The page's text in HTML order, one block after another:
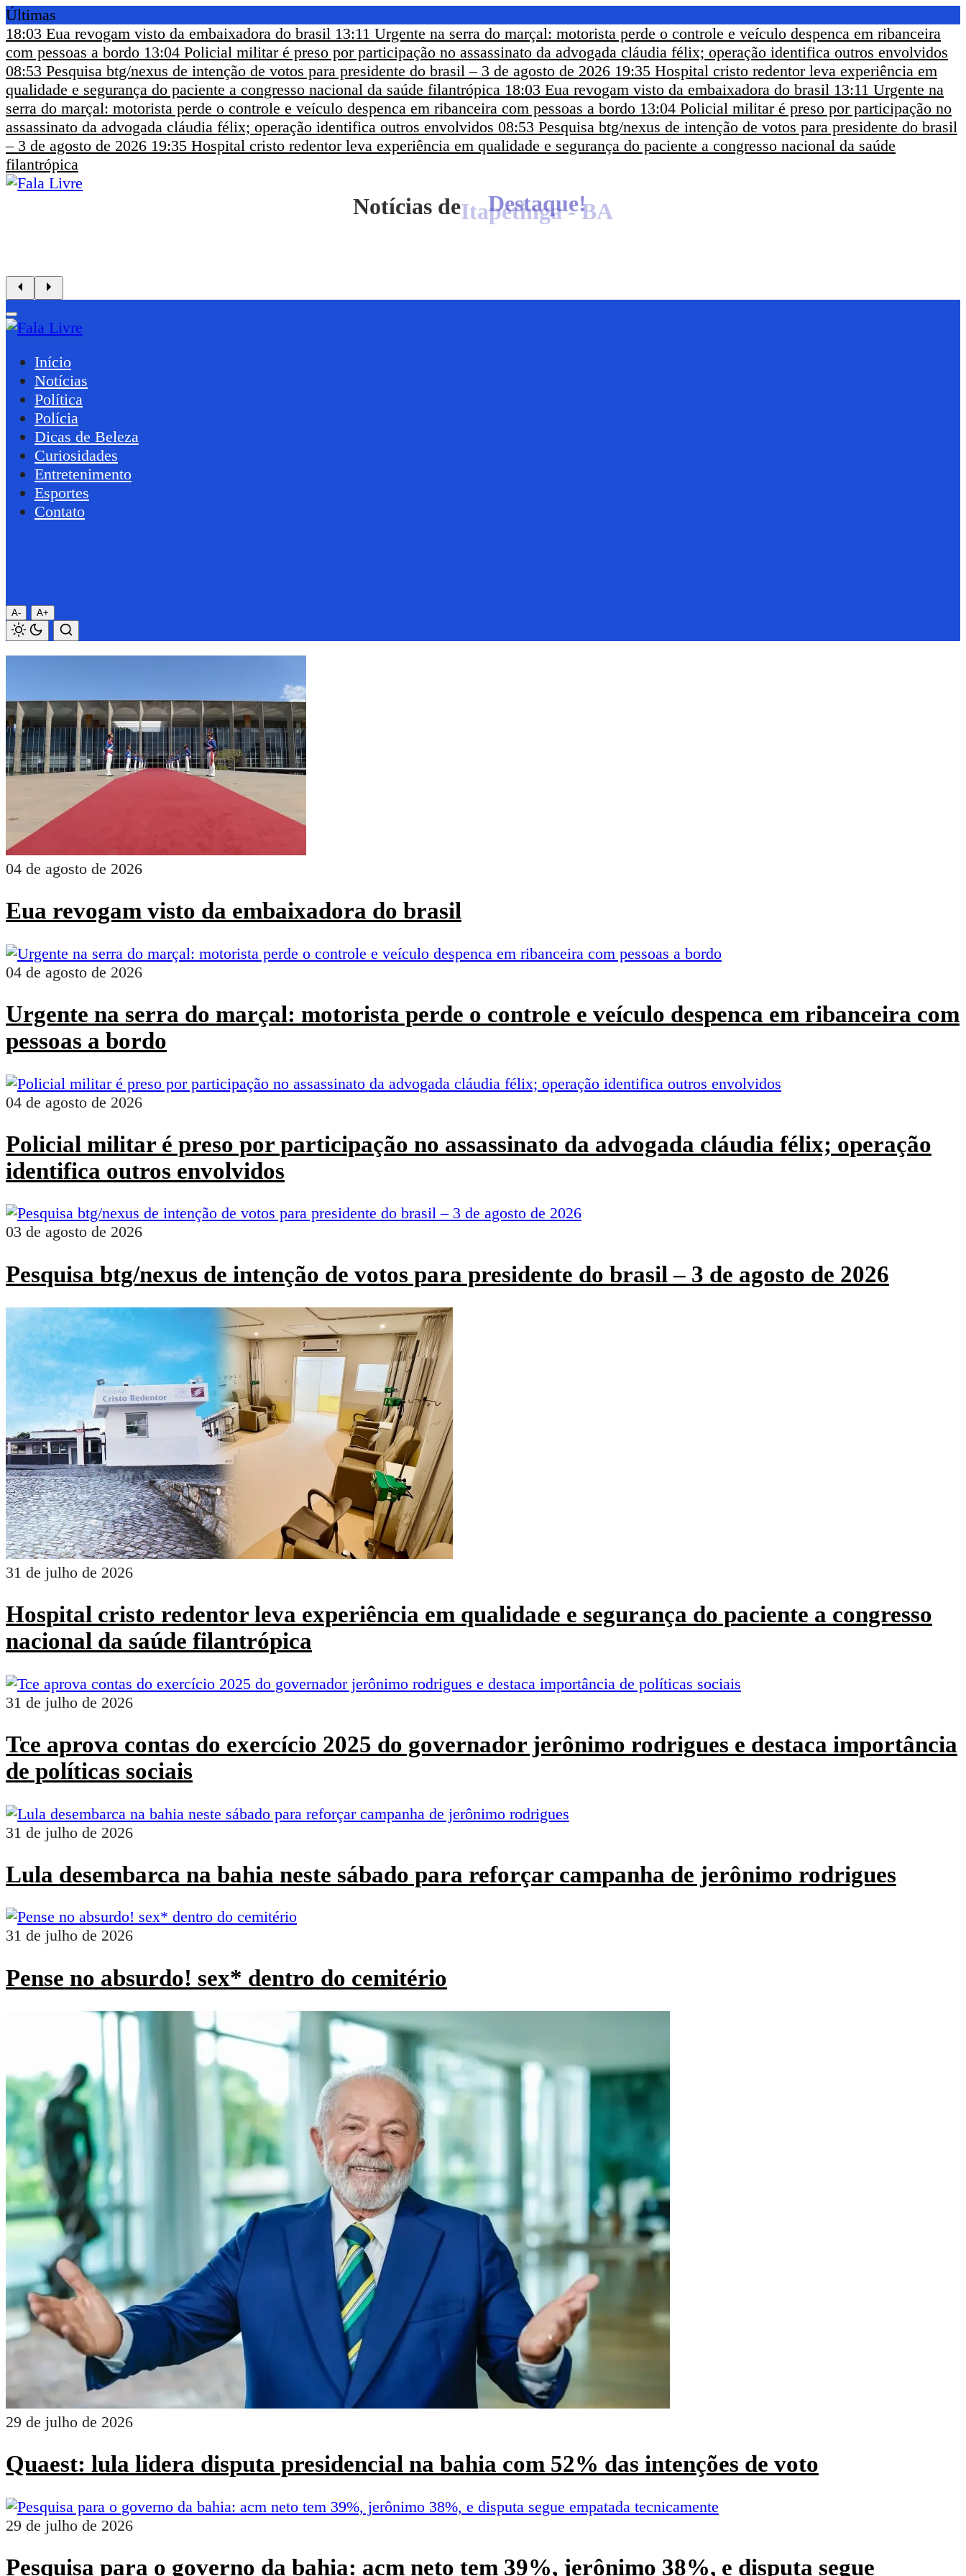
Últimas
18:03 Eua revogam visto da embaixadora do brasil 13:11 Urgente na serra do marçal: motorista perde o controle e veículo despenca em ribanceira
com pessoas a bordo 13:04 Policial militar é preso por participação no assassinato da advogada cláudia félix; operação identifica outros envolvidos
08:53 Pesquisa btg/nexus de intenção de votos para presidente do brasil – 3 de agosto de 2026 19:35 Hospital cristo redentor leva experiência em
qualidade e segurança do paciente a congresso nacional da saúde filantrópica 18:03 Eua revogam visto da embaixadora do brasil 13:11 Urgente na
serra do marçal: motorista perde o controle e veículo despenca em ribanceira com pessoas a bordo 13:04 Policial militar é preso por participação no
assassinato da advogada cláudia félix; operação identifica outros envolvidos 08:53 Pesquisa btg/nexus de intenção de votos para presidente do brasil
– 3 de agosto de 2026 19:35 Hospital cristo redentor leva experiência em qualidade e segurança do paciente a congresso nacional da saúde
filantrópica
Notícias deItapetinga - BA
Início
Notícias
Política
Polícia
Dicas de Beleza
Curiosidades
Entretenimento
Esportes
Contato
A- A+
04 de agosto de 2026
Eua revogam visto da embaixadora do brasil
04 de agosto de 2026
Urgente na serra do marçal: motorista perde o controle e veículo despenca em ribanceira com
pessoas a bordo
04 de agosto de 2026
Policial militar é preso por participação no assassinato da advogada cláudia félix; operação
identifica outros envolvidos
03 de agosto de 2026
Pesquisa btg/nexus de intenção de votos para presidente do brasil – 3 de agosto de 2026
31 de julho de 2026
Hospital cristo redentor leva experiência em qualidade e segurança do paciente a congresso
nacional da saúde filantrópica
31 de julho de 2026
Tce aprova contas do exercício 2025 do governador jerônimo rodrigues e destaca importância
de políticas sociais
31 de julho de 2026
Lula desembarca na bahia neste sábado para reforçar campanha de jerônimo rodrigues
31 de julho de 2026
Pense no absurdo! sex* dentro do cemitério
29 de julho de 2026
Quaest: lula lidera disputa presidencial na bahia com 52% das intenções de voto
29 de julho de 2026
Pesquisa para o governo da bahia: acm neto tem 39%, jerônimo 38%, e disputa segue